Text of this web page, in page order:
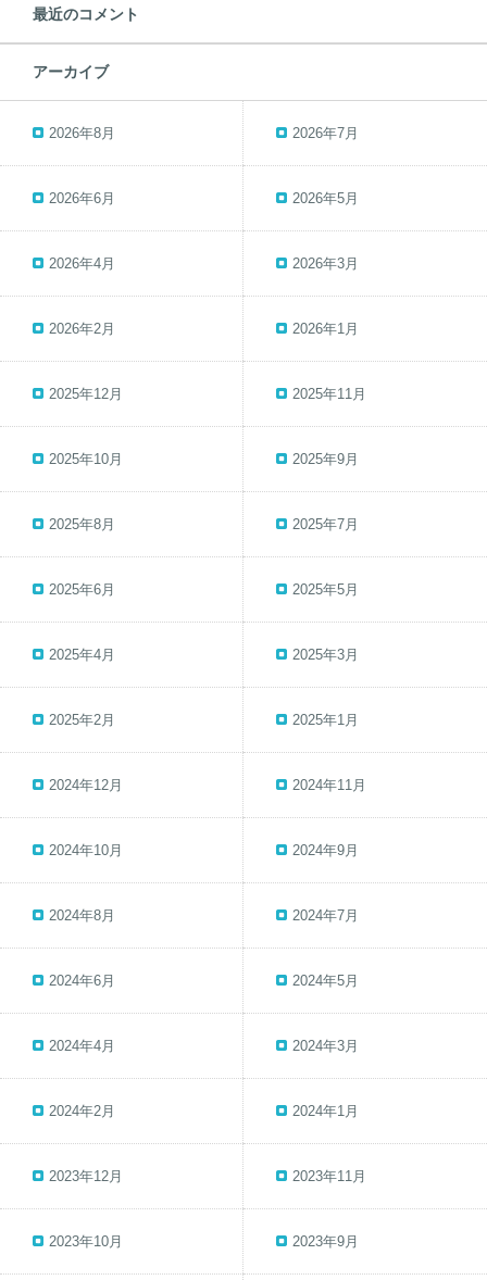
最近のコメント
アーカイブ
2026年8月 2026年7月
2026年6月 2026年5月
2026年4月 2026年3月
2026年2月 2026年1月
2025年12月 2025年11月
2025年10月 2025年9月
2025年8月 2025年7月
2025年6月 2025年5月
2025年4月 2025年3月
2025年2月 2025年1月
2024年12月 2024年11月
2024年10月 2024年9月
2024年8月 2024年7月
2024年6月 2024年5月
2024年4月 2024年3月
2024年2月 2024年1月
2023年12月 2023年11月
2023年10月 2023年9月